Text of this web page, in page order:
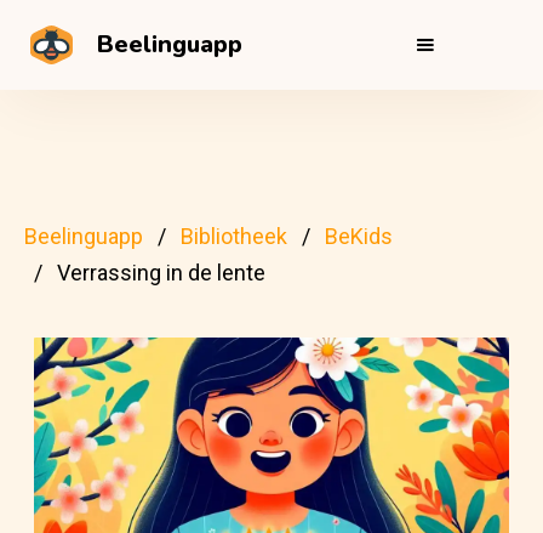
Beelinguapp
Beelinguapp Bibliotheek
BeKids
Verrassing in de lente